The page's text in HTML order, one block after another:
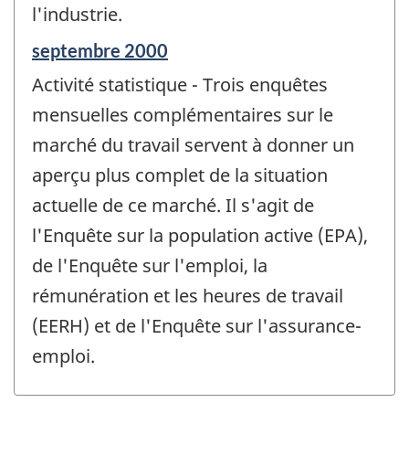
l'industrie.
Période
référence
de
-
septembre 2000
Activité statistique - Trois enquêtes
mensuelles complémentaires sur le
marché du travail servent à donner un
aperçu plus complet de la situation
actuelle de ce marché. Il s'agit de
l'Enquête sur la population active (EPA),
de l'Enquête sur l'emploi, la
rémunération et les heures de travail
(EERH) et de l'Enquête sur l'assurance-
emploi.